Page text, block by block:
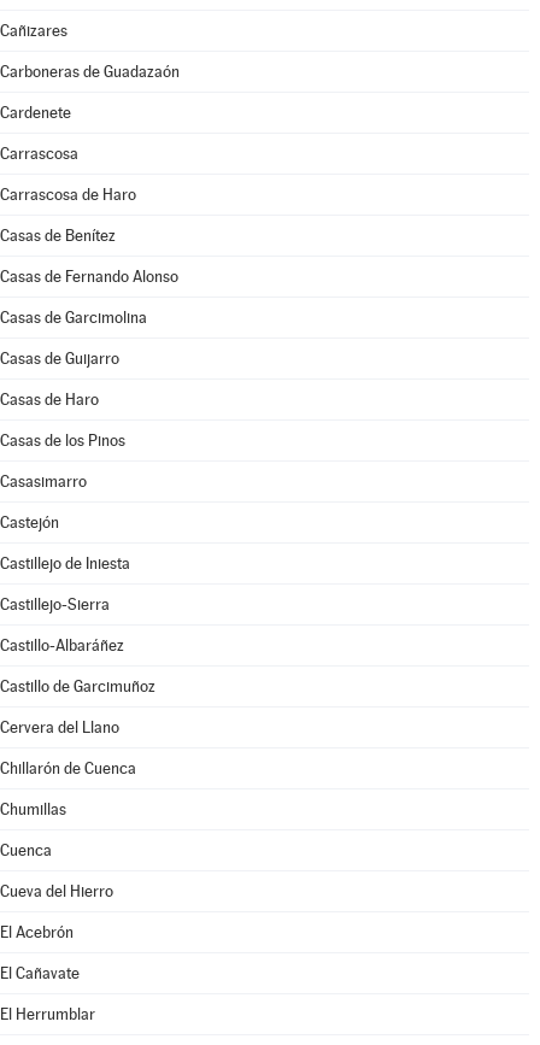
Cañizares
Carboneras de Guadazaón
Cardenete
Carrascosa
Carrascosa de Haro
Casas de Benítez
Casas de Fernando Alonso
Casas de Garcimolina
Casas de Guijarro
Casas de Haro
Casas de los Pinos
Casasimarro
Castejón
Castillejo de Iniesta
Castillejo-Sierra
Castillo-Albaráñez
Castillo de Garcimuñoz
Cervera del Llano
Chillarón de Cuenca
Chumillas
Cuenca
Cueva del Hierro
El Acebrón
El Cañavate
El Herrumblar